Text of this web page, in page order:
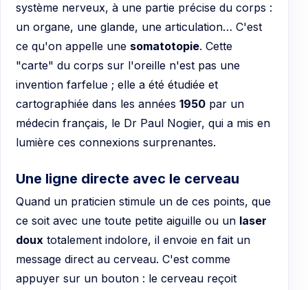
système nerveux, à une partie précise du corps :
un organe, une glande, une articulation… C'est
ce qu'on appelle une somatotopie. Cette
"carte" du corps sur l'oreille n'est pas une
invention farfelue ; elle a été étudiée et
cartographiée dans les années 1950 par un
médecin français, le Dr Paul Nogier, qui a mis en
lumière ces connexions surprenantes.
Une ligne directe avec le cerveau
Quand un praticien stimule un de ces points, que
ce soit avec une toute petite aiguille ou un laser
doux totalement indolore, il envoie en fait un
message direct au cerveau. C'est comme
appuyer sur un bouton : le cerveau reçoit